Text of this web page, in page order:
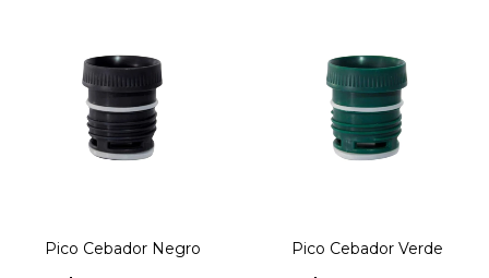
Pico Cebador Negro Pico Cebador Verde